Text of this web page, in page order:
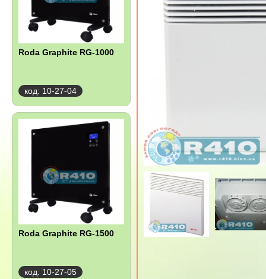
Roda Graphite RG-1000
код: 10-27-04
Roda Graphite RG-1500
код: 10-27-05